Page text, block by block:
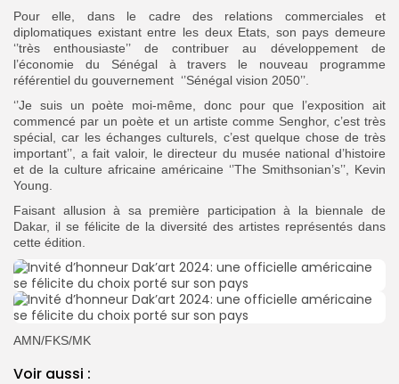
Pour elle, dans le cadre des relations commerciales et
diplomatiques existant entre les deux Etats, son pays demeure
‘’très enthousiaste’’ de contribuer au développement de
l’économie du Sénégal à travers le nouveau programme
référentiel du gouvernement ‘’Sénégal vision 2050’’.
‘’Je suis un poète moi-même, donc pour que l’exposition ait
commencé par un poète et un artiste comme Senghor, c’est très
spécial, car les échanges culturels, c’est quelque chose de très
important’’, a fait valoir, le directeur du musée national d’histoire
et de la culture africaine américaine ‘’The Smithsonian’s’’, Kevin
Young.
Faisant allusion à sa première participation à la biennale de
Dakar, il se félicite de la diversité des artistes représentés dans
cette édition.
AMN/FKS/MK
Voir aussi :